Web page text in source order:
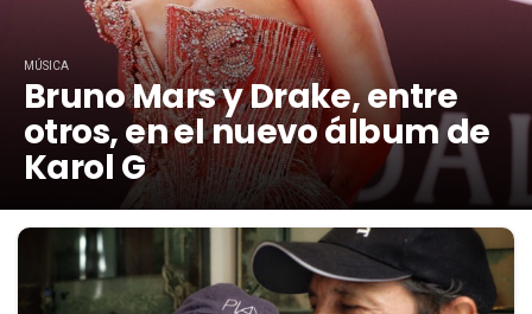
MÚSICA
Bruno Mars y Drake, entre
otros, en el nuevo álbum de
Karol G